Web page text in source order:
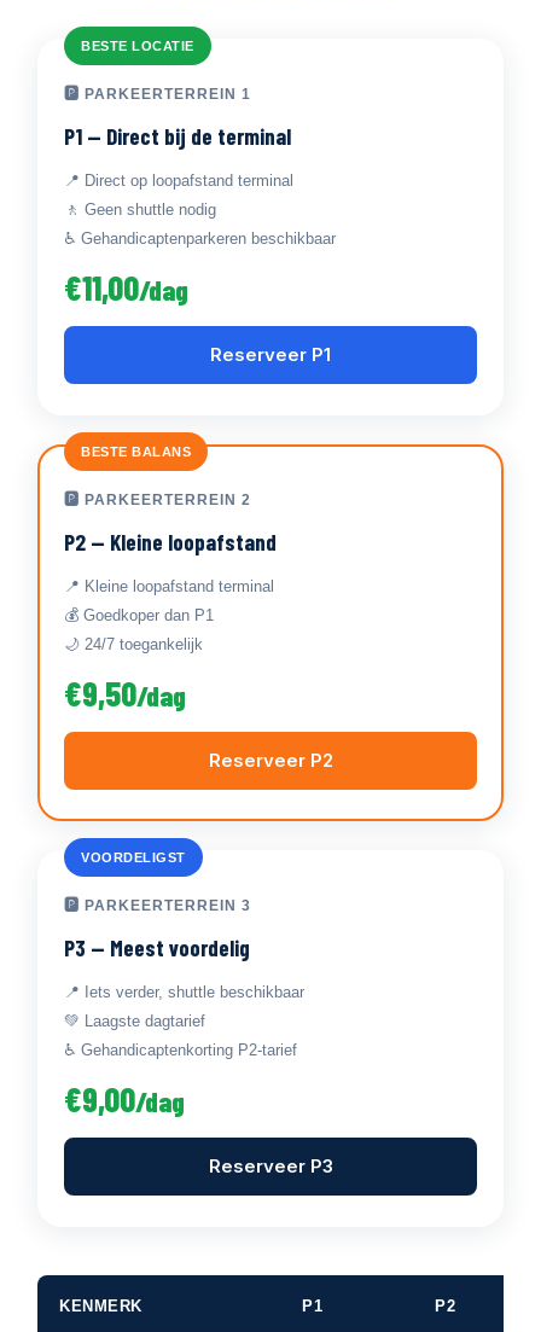
BESTE LOCATIE
🅿 PARKEERTERREIN 1
P1 — Direct bij de terminal
📍 Direct op loopafstand terminal
🚶 Geen shuttle nodig
♿ Gehandicaptenparkeren beschikbaar
€11,00/dag
Reserveer P1
BESTE BALANS
🅿 PARKEERTERREIN 2
P2 — Kleine loopafstand
📍 Kleine loopafstand terminal
💰 Goedkoper dan P1
🌙 24/7 toegankelijk
€9,50/dag
Reserveer P2
VOORDELIGST
🅿 PARKEERTERREIN 3
P3 — Meest voordelig
📍 Iets verder, shuttle beschikbaar
💚 Laagste dagtarief
♿ Gehandicaptenkorting P2-tarief
€9,00/dag
Reserveer P3
KENMERK P1 P2